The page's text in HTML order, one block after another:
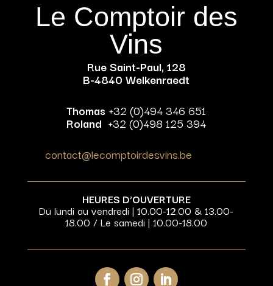
Le Comptoir des
Vins
Rue Saint-Paul, 128
B-4840 Welkenraedt
Thomas +32 (0)494 346 651
Roland +32 (0)498 125 394
contact@lecomptoirdesvins.be
HEURES D’OUVERTURE
Du lundi au vendredi | 10.00-12.00 & 13.00-
18.00 / Le samedi | 10.00-18.00